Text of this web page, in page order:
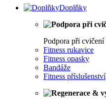
Doplňky
Podpora při cvičení
Fitness rukavice
Fitness opasky
Bandáže
Fitness příslušenství